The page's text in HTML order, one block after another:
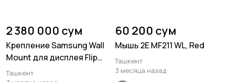
2 380 000 сум
Крепление Samsung Wall
Mount для дисплея Flip
65" WMN-WM65RXCI
Ташкент
60 200 сум
Мышь 2E MF211 WL, Red
Ташкент
3 месяца назад